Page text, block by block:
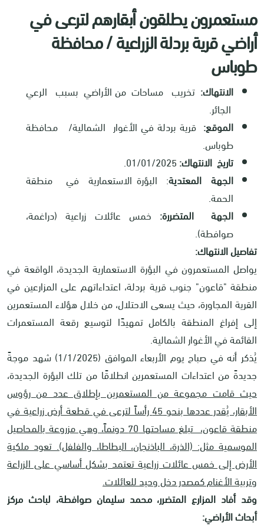
مستعمرون يطلقون أبقارهم لترعى في
أراضي قرية بردلة الزراعية / محافظة
طوباس
الانتهاك: تخريب مساحات من الأراضي بسبب الرعي
الجائر.
الموقع: قرية بردلة في الأغوار الشمالية/ محافظة
طوباس.
تاريخ الانتهاك:
الجهة المعتدية: البؤرة الاستعمارية في منطقة
الحمة.
الجهة المتضررة: خمس عائلات زراعية (دراغمة،
صوافطة).
تفاصيل الانتهاك:
يواصل المستعمرون في البؤرة الاستعمارية الجديدة، الواقعة في
منطقة "قاعون" جنوب قرية بردلة، اعتداءاتهم على المزارعين في
القرية المجاورة، حيث يسعى الاحتلال، من خلال هؤلاء المستعمرين
إلى إفراغ المنطقة بالكامل تمهيدًا لتوسيع رقعة المستعمرات
القائمة في الأغوار الشمالية.
يُذكر أنه في صباح يوم الأربعاء الموافق (1/1/2025) شهد موجةً
جديدةً من اعتداءات المستعمرين انطلاقًا من تلك البؤرة الجديدة،
حيث قامت مجموعة من المستعمرين بإطلاق عدد من رؤوس
الأبقار، يُقدر عددها بنحو 45 رأساً لترعى في قطعة أرض زراعية في
منطقة قاعون، تبلغ مساحتها 70 دونماً، وهي مزروعة بالمحاصيل
الموسمية مثل: (الذرة، الباذنجان، البطاطا، والفلفل). تعود ملكية
الأرض إلى خمس عائلات زراعية تعتمد بشكل أساسي على الزراعة
وتربية الأغنام كمصدر دخل وحيد للعائلات.
وقد أفاد المزارع المتضرر، محمد سليمان صوافطة، لباحث مركز
أبحاث الأراضي: